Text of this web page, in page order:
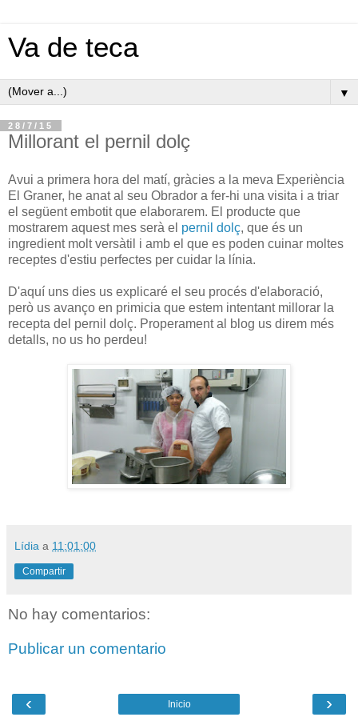
Va de teca
▼
28/7/15
Millorant el pernil dolç
Avui a primera hora del matí, gràcies a la meva Experiència
El Graner, he anat al seu Obrador a fer-hi una visita i a triar
el següent embotit que elaborarem. El producte que
mostrarem aquest mes serà el pernil dolç, que és un
ingredient molt versàtil i amb el que es poden cuinar moltes
receptes d'estiu perfectes per cuidar la línia.
D'aquí uns dies us explicaré el seu procés d'elaboració,
però us avanço en primicia que estem intentant millorar la
recepta del pernil dolç. Properament al blog us direm més
detalls, no us ho perdeu!
Lídia a 11:01:00
Compartir
No hay comentarios:
Publicar un comentario
‹ ›
Inicio